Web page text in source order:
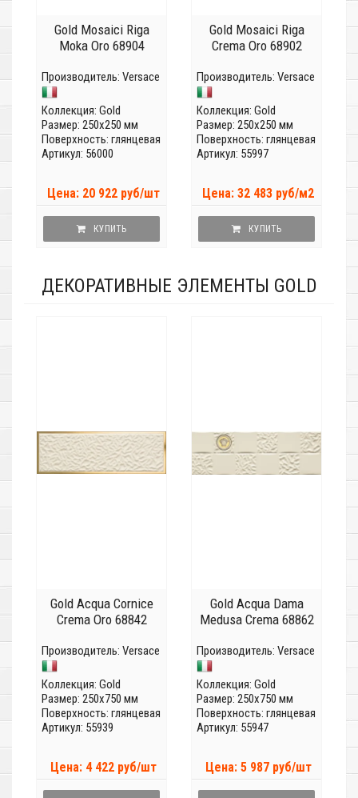
Gold Mosaici Riga
Moka Oro 68904
Производитель: Versace
Коллекция: Gold
Размер: 250x250 мм
Поверхность: глянцевая
Артикул: 56000
Цена: 20 922 руб/шт
КУПИТЬ
Gold Mosaici Riga
Crema Oro 68902
Производитель: Versace
Коллекция: Gold
Размер: 250x250 мм
Поверхность: глянцевая
Артикул: 55997
Цена: 32 483 руб/м2
КУПИТЬ
ДЕКОРАТИВНЫЕ ЭЛЕМЕНТЫ GOLD
Gold Acqua Cornice
Crema Oro 68842
Производитель: Versace
Коллекция: Gold
Размер: 250x750 мм
Поверхность: глянцевая
Артикул: 55939
Цена: 4 422 руб/шт
Gold Acqua Dama
Medusa Crema 68862
Производитель: Versace
Коллекция: Gold
Размер: 250x750 мм
Поверхность: глянцевая
Артикул: 55947
Цена: 5 987 руб/шт